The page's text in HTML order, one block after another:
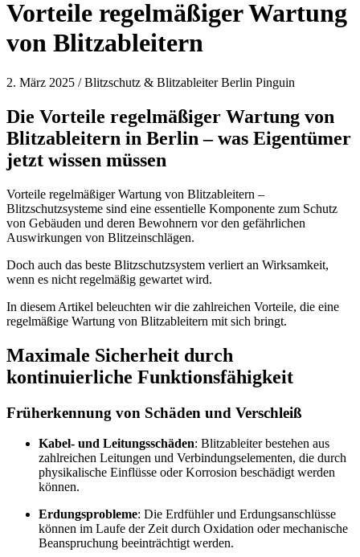
Vorteile regelmäßiger Wartung
von Blitzableitern
2. März 2025 / Blitzschutz & Blitzableiter Berlin Pinguin
Die Vorteile regelmäßiger Wartung von
Blitzableitern in Berlin – was Eigentümer
jetzt wissen müssen
Vorteile regelmäßiger Wartung von Blitzableitern –
Blitzschutzsysteme sind eine essentielle Komponente zum Schutz
von Gebäuden und deren Bewohnern vor den gefährlichen
Auswirkungen von Blitzeinschlägen.
Doch auch das beste Blitzschutzsystem verliert an Wirksamkeit,
wenn es nicht regelmäßig gewartet wird.
In diesem Artikel beleuchten wir die zahlreichen Vorteile, die eine
regelmäßige Wartung von Blitzableitern mit sich bringt.
Maximale Sicherheit durch
kontinuierliche Funktionsfähigkeit
Früherkennung von Schäden und Verschleiß
Kabel- und Leitungsschäden: Blitzableiter bestehen aus
zahlreichen Leitungen und Verbindungselementen, die durch
physikalische Einflüsse oder Korrosion beschädigt werden
können.
Erdungsprobleme: Die Erdfühler und Erdungsanschlüsse
können im Laufe der Zeit durch Oxidation oder mechanische
Beanspruchung beeinträchtigt werden.